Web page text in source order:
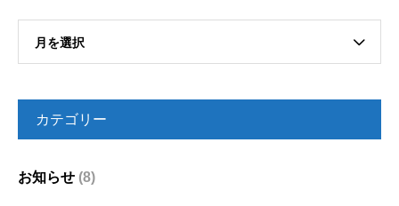
月を選択
カテゴリー
お知らせ (8)